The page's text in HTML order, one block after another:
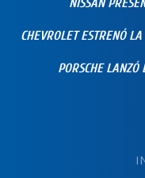
NISSAN
CHEVROLET ESTRENÓ
PORSCHE